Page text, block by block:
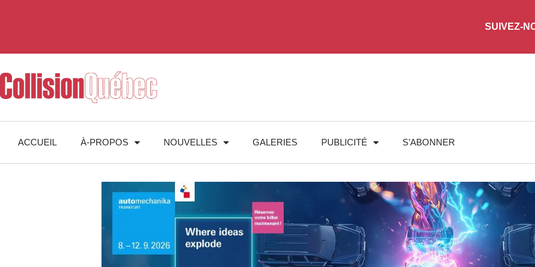
SUIVEZ-
ACCUEIL À-PROPOS NOUVELLES GALERIES PUBLICITÉ S’ABONNER